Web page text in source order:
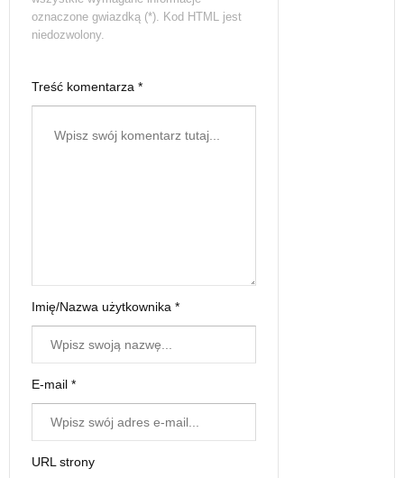
oznaczone gwiazdką (*). Kod HTML jest
niedozwolony.
Treść komentarza *
Imię/Nazwa użytkownika *
E-mail *
URL strony